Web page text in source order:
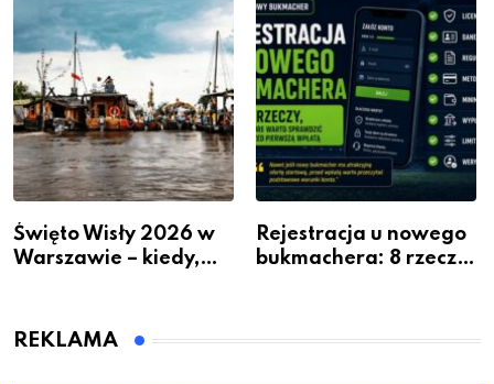
Kosztownego Remontu
Święto Wisły 2026 w
Warszawie – kiedy,
Rejestracja u nowego
bukmachera: 8 rzeczy,
REKLAMA